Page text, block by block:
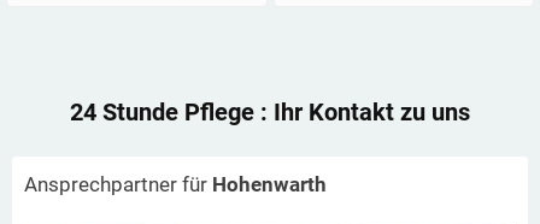
24 Stunde Pflege : Ihr Kontakt zu uns
Ansprechpartner für Hohenwarth